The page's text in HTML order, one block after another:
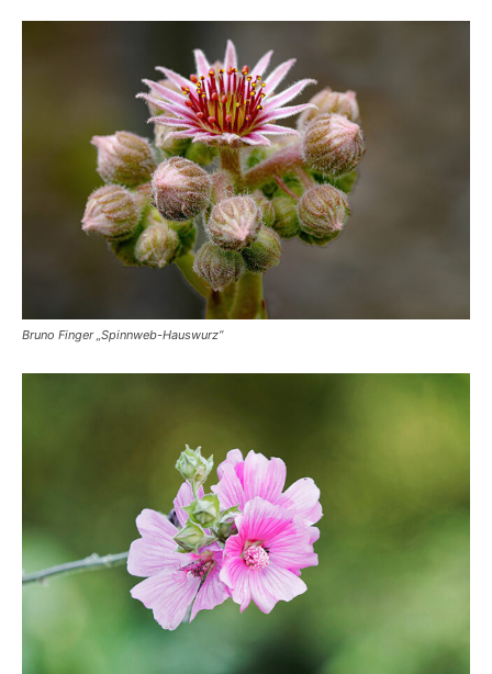
Bruno Finger „Spinnweb-Hauswurz“